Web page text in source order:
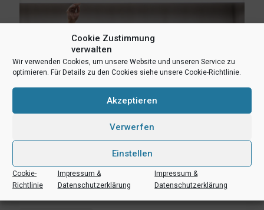
Cookie Zustimmung
verwalten
Wir verwenden Cookies, um unsere Website und unseren Service zu
optimieren. Für Details zu den Cookies siehe unsere Cookie-Richtlinie.
Akzeptieren
Verwerfen
Einstellen
Cookie-
Richtlinie
Impressum &
Datenschutzerklärung
Impressum &
Datenschutzerklärung
3. August 2026